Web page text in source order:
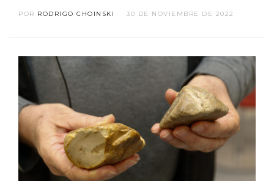
POR RODRIGO CHOINSKI 30 DE NOVIEMBRE DE 2022